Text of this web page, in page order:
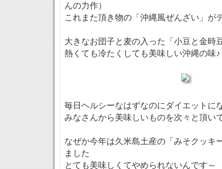
んの力作）
これまた頂き物の「沖縄風ぜんざい」が
大きなお団子と麦の入った「小豆と金時
熱くても冷たくしても美味しい沖縄の味♪
毎日ヘルシーなはずなのにダイエットに
みなさんから美味しいものを次々と頂い
なぜか今年は久米島土産の「みそクッキ
ました
とても美味しくてやめられないんです～